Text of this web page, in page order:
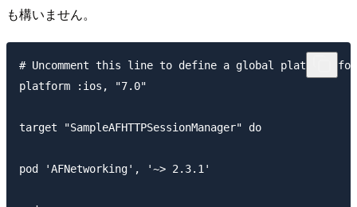
も構いません。
# Uncomment this line to define a global platform
platform :ios, "7.0"
target "SampleAFHTTPSessionManager" do
pod 'AFNetworking', '~> 2.3.1'